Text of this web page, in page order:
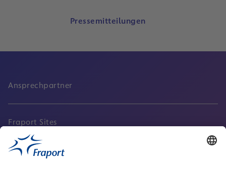
Pressemitteilungen
Ansprechpartner
Fraport Sites
Aktuell